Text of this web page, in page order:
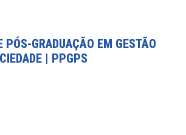
PÓS-GRADUAÇÃO EM GESTÃO
| PPGPS